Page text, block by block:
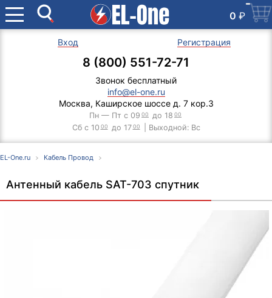
0 ₽
Вход Регистрация
8 (800) 551-72-71
Звонок бесплатный
info@el-one.ru
Москва, Каширское шоссе д. 7 кор.3
Пн — Пт с 09 00 до 18 00
Сб с 10 00 до 17 00 | Выходной: Вс
EL-One.ru Кабель Провод
Антенный кабель SAT-703 спутник